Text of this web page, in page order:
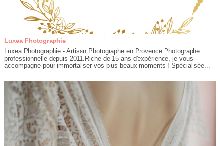
Luxea Photographie
Luxea Photographie - Artisan Photographe en Provence.Photographe
professionnelle depuis 2011.Riche de 15 ans d'expérience, je vous
accompagne pour immortaliser vos plus beaux moments ! Spécialisée...